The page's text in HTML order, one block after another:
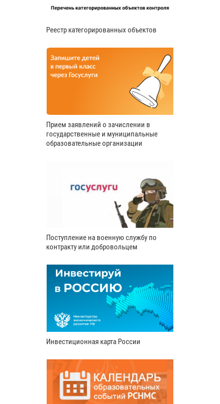
Реестр категорированных объектов
Прием заявлений о зачислении в
государственные и муниципальные
образовательные организации
Поступление на военную службу по
контракту или добровольцем
Инвестиционная карта России